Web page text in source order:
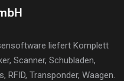
liefert Komplett
Scanner, Schubladen,
RFID, Transponder, Waagen.